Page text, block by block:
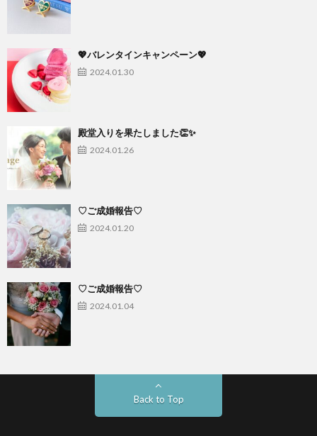
💖バレンタインキャンペーン💖
2024.01.30
殿堂入りを果たしました👏✨
2024.01.26
♡ご成婚報告♡
2024.01.20
♡ご成婚報告♡
2024.01.04
Back to Top